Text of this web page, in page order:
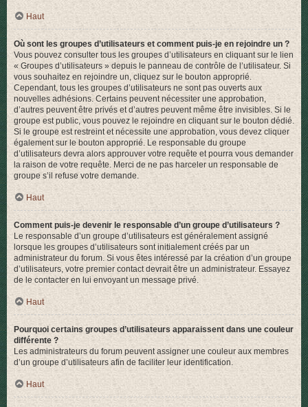
Haut
Où sont les groupes d’utilisateurs et comment puis-je en rejoindre un ?
Vous pouvez consulter tous les groupes d’utilisateurs en cliquant sur le lien
« Groupes d’utilisateurs » depuis le panneau de contrôle de l’utilisateur. Si
vous souhaitez en rejoindre un, cliquez sur le bouton approprié.
Cependant, tous les groupes d’utilisateurs ne sont pas ouverts aux
nouvelles adhésions. Certains peuvent nécessiter une approbation,
d’autres peuvent être privés et d’autres peuvent même être invisibles. Si le
groupe est public, vous pouvez le rejoindre en cliquant sur le bouton dédié.
Si le groupe est restreint et nécessite une approbation, vous devez cliquer
également sur le bouton approprié. Le responsable du groupe
d’utilisateurs devra alors approuver votre requête et pourra vous demander
la raison de votre requête. Merci de ne pas harceler un responsable de
groupe s’il refuse votre demande.
Haut
Comment puis-je devenir le responsable d’un groupe d’utilisateurs ?
Le responsable d’un groupe d’utilisateurs est généralement assigné
lorsque les groupes d’utilisateurs sont initialement créés par un
administrateur du forum. Si vous êtes intéressé par la création d’un groupe
d’utilisateurs, votre premier contact devrait être un administrateur. Essayez
de le contacter en lui envoyant un message privé.
Haut
Pourquoi certains groupes d’utilisateurs apparaissent dans une couleur
différente ?
Les administrateurs du forum peuvent assigner une couleur aux membres
d’un groupe d’utilisateurs afin de faciliter leur identification.
Haut